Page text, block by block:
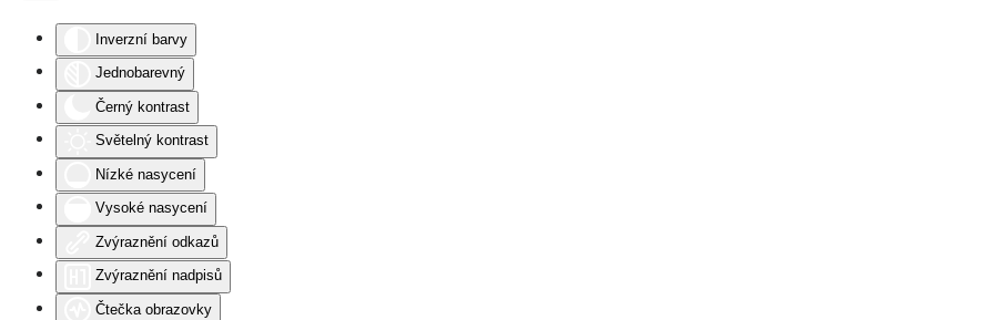
Inverzní barvy
Jednobarevný
Černý kontrast
Světelný kontrast
Nízké nasycení
Vysoké nasycení
Zvýraznění odkazů
Zvýraznění nadpisů
Čtečka obrazovky